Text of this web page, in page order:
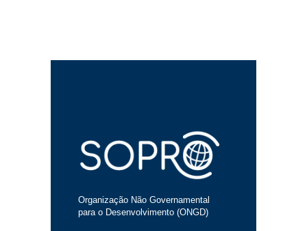
Organização Não Governamental
para o Desenvolvimento (ONGD)